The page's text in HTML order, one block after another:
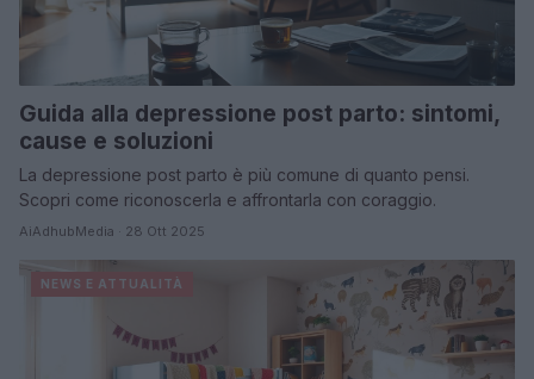
Guida alla depressione post parto: sintomi,
cause e soluzioni
La depressione post parto è più comune di quanto pensi.
Scopri come riconoscerla e affrontarla con coraggio.
AiAdhubMedia · 28 Ott 2025
NEWS E ATTUALITÀ